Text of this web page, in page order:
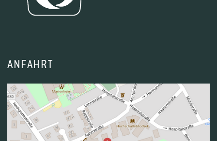
ANFAHRT